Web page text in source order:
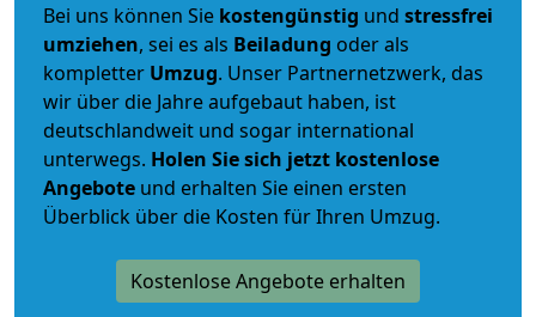
Bei uns können Sie kostengünstig und stressfrei
umziehen, sei es als Beiladung oder als
kompletter Umzug. Unser Partnernetzwerk, das
wir über die Jahre aufgebaut haben, ist
deutschlandweit und sogar international
unterwegs. Holen Sie sich jetzt kostenlose
Angebote und erhalten Sie einen ersten
Überblick über die Kosten für Ihren Umzug.
Kostenlose Angebote erhalten